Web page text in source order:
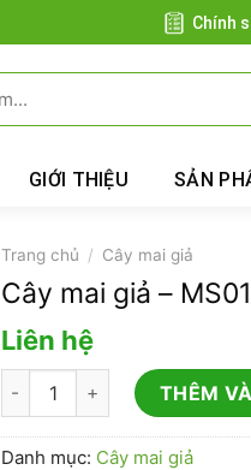
Chính
GIỚI THIỆU SẢN
Trang chủ / Cây mai giả
Cây mai giả – MS01
Liên hệ
Cây mai giả - MS01 số lượng
THÊM
Danh mục: Cây mai giả